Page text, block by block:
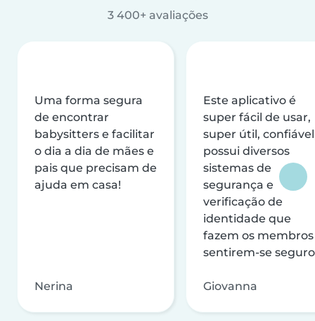
3 400+ avaliações
Uma forma segura
de encontrar
babysitters e facilitar
o dia a dia de mães e
pais que precisam de
ajuda em casa!
Nerina
Este aplicativo é
super fácil de usar,
super útil,
possui diversos
sistemas de
segurança e
verificação de
identidade que
fazem os membros
sentirem-se
Giovanna